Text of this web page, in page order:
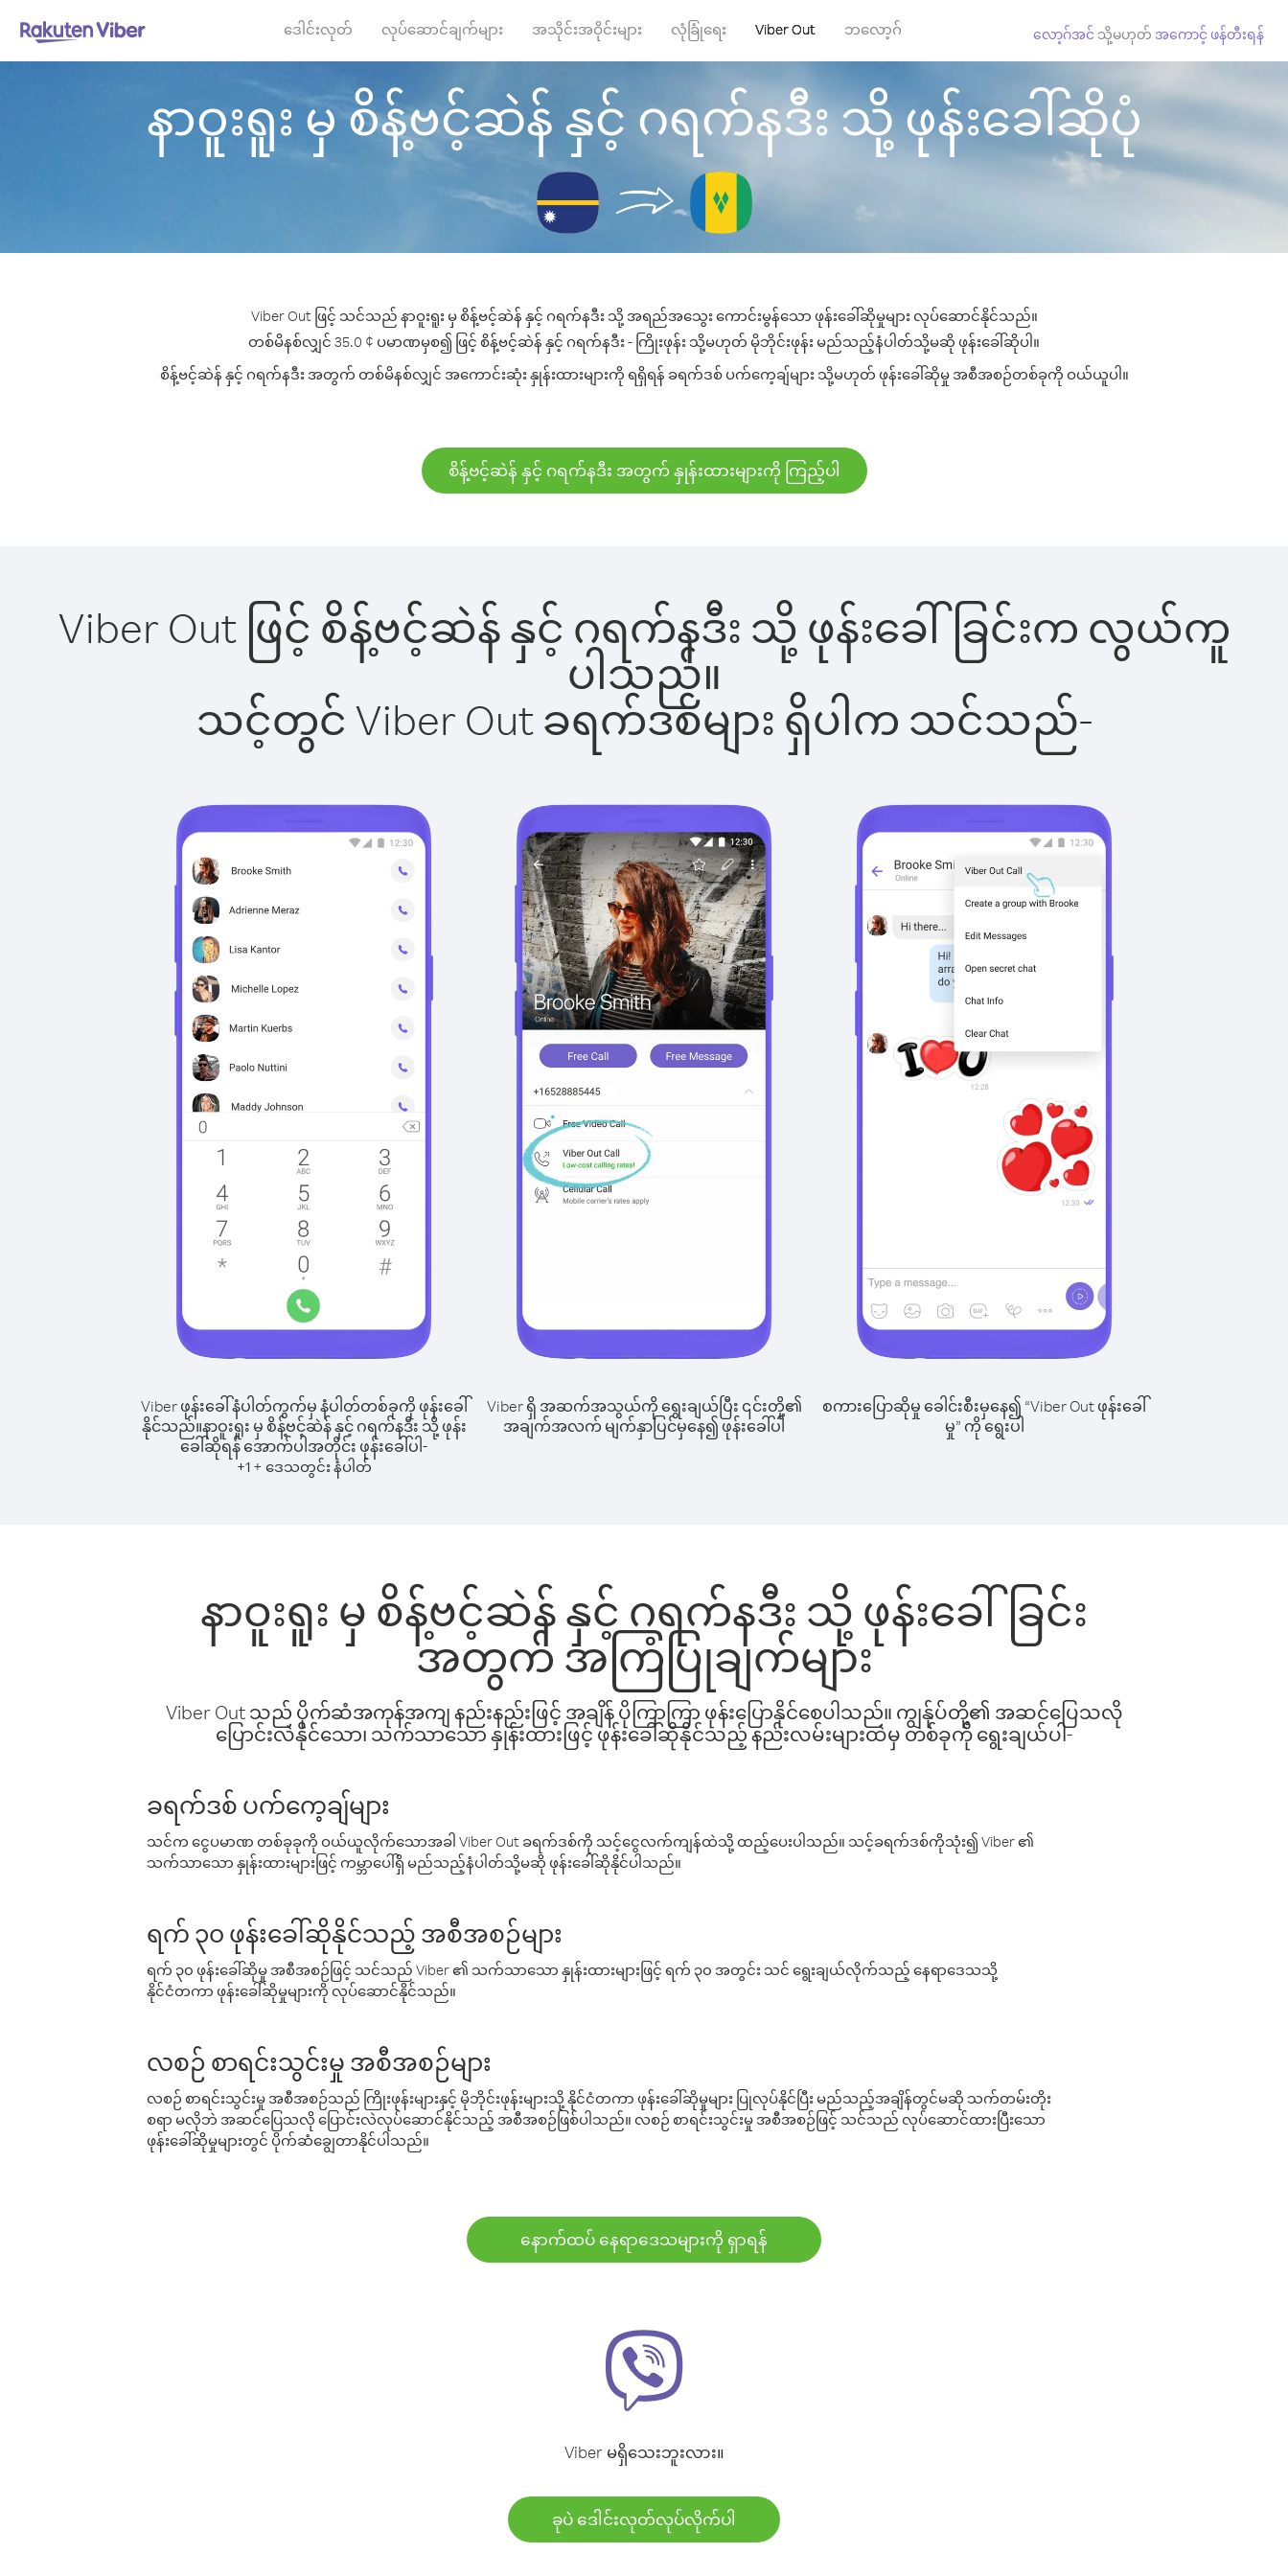
ဒေါင်းလုတ် လုပ်ဆောင်ချက်များ အသိုင်းအဝိုင်းများ လုံခြုံရေး Viber Out ဘလော့ဂ် လော့ဂ်အင် သို့မဟုတ် အကောင့် ဖန်တီးရန်
နာဝူးရူး မှ စိန့်ဗင့်ဆဲန် နှင့် ဂရက်နဒီး သို့ ဖုန်းခေါ်ဆိုပုံ
Viber Out ဖြင့် သင်သည် နာဝူးရူး မှ စိန့်ဗင့်ဆဲန် နှင့် ဂရက်နဒီး သို့ အရည်အသွေး ကောင်းမွန်သော ဖုန်းခေါ်ဆိုမှုများ လုပ်ဆောင်နိုင်သည်။
တစ်မိနစ်လျှင် 35.0 ¢ ပမာဏမှစ၍ ဖြင့် စိန့်ဗင့်ဆဲန် နှင့် ဂရက်နဒီး - ကြိုးဖုန်း သို့မဟုတ် မိုဘိုင်းဖုန်း မည်သည့်နံပါတ်သို့မဆို ဖုန်းခေါ်ဆိုပါ။
စိန့်ဗင့်ဆဲန် နှင့် ဂရက်နဒီး အတွက် တစ်မိနစ်လျှင် အကောင်းဆုံး နှုန်းထားများကို ရရှိရန် ခရက်ဒစ် ပက်ကေ့ချ်များ သို့မဟုတ် ဖုန်းခေါ်ဆိုမှု အစီအစဉ်တစ်ခုကို ဝယ်ယူပါ။
စိန့်ဗင့်ဆဲန် နှင့် ဂရက်နဒီး အတွက် နှုန်းထားများကို ကြည့်ပါ
Viber Out ဖြင့် စိန့်ဗင့်ဆဲန် နှင့် ဂရက်နဒီး သို့ ဖုန်းခေါ်ခြင်းက လွယ်ကူ
ပါသည်။
သင့်တွင် Viber Out ခရက်ဒစ်များ ရှိပါက သင်သည်-
Viber ဖုန်းခေါ်နံပါတ်ကွက်မှ နံပါတ်တစ်ခုကို ဖုန်းခေါ်
နိုင်သည်။နာဝူးရူး မှ စိန့်ဗင့်ဆဲန် နှင့် ဂရက်နဒီး သို့ ဖုန်း
ခေါ်ဆိုရန် အောက်ပါအတိုင်း ဖုန်းခေါ်ပါ-
+1+ ဒေသတွင်း နံပါတ်
Viber ရှိ အဆက်အသွယ်ကို ရွေးချယ်ပြီး ၎င်းတို့၏
အချက်အလက် မျက်နှာပြင်မှနေ၍ ဖုန်းခေါ်ပါ
စကားပြောဆိုမှု ခေါင်းစီးမှနေ၍ “Viber Out ဖုန်းခေါ်
မှု” ကို ရွေးပါ
နာဝူးရူး မှ စိန့်ဗင့်ဆဲန် နှင့် ဂရက်နဒီး သို့ ဖုန်းခေါ်ခြင်း
အတွက် အကြံပြုချက်များ
Viber Out သည် ပိုက်ဆံအကုန်အကျ နည်းနည်းဖြင့် အချိန် ပိုကြာကြာ ဖုန်းပြောနိုင်စေပါသည်။ ကျွန်ုပ်တို့၏ အဆင်ပြေသလို
ပြောင်းလဲနိုင်သော၊ သက်သာသော နှုန်းထားဖြင့် ဖုန်းခေါ်ဆိုနိုင်သည့် နည်းလမ်းများထဲမှ တစ်ခုကို ရွေးချယ်ပါ-
ခရက်ဒစ် ပက်ကေ့ချ်များ
သင်က ငွေပမာဏ တစ်ခုခုကို ဝယ်ယူလိုက်သောအခါ Viber Out ခရက်ဒစ်ကို သင့်ငွေလက်ကျန်ထဲသို့ ထည့်ပေးပါသည်။ သင့်ခရက်ဒစ်ကိုသုံး၍ Viber ၏
သက်သာသော နှုန်းထားများဖြင့် ကမ္ဘာပေါ်ရှိ မည်သည့်နံပါတ်သို့မဆို ဖုန်းခေါ်ဆိုနိုင်ပါသည်။
ရက် ၃၀ ဖုန်းခေါ်ဆိုနိုင်သည့် အစီအစဉ်များ
ရက် ၃၀ ဖုန်းခေါ်ဆိုမှု အစီအစဉ်ဖြင့် သင်သည် Viber ၏ သက်သာသော နှုန်းထားများဖြင့် ရက် ၃၀ အတွင်း သင် ရွေးချယ်လိုက်သည့် နေရာဒေသသို့
နိုင်ငံတကာ ဖုန်းခေါ်ဆိုမှုများကို လုပ်ဆောင်နိုင်သည်။
လစဉ် စာရင်းသွင်းမှု အစီအစဉ်များ
လစဉ် စာရင်းသွင်းမှု အစီအစဉ်သည် ကြိုးဖုန်းများနှင့် မိုဘိုင်းဖုန်းများသို့ နိုင်ငံတကာ ဖုန်းခေါ်ဆိုမှုများ ပြုလုပ်နိုင်ပြီး မည်သည့်အချိန်တွင်မဆို သက်တမ်းတိုး
စရာ မလိုဘဲ အဆင်ပြေသလို ပြောင်းလဲလုပ်ဆောင်နိုင်သည့် အစီအစဉ်ဖြစ်ပါသည်။ လစဉ် စာရင်းသွင်းမှု အစီအစဉ်ဖြင့် သင်သည် လုပ်ဆောင်ထားပြီးသော
ဖုန်းခေါ်ဆိုမှုများတွင် ပိုက်ဆံချွေတာနိုင်ပါသည်။
နောက်ထပ် နေရာဒေသများကို ရှာရန်
Viber မရှိသေးဘူးလား။
ခုပဲ ဒေါင်းလုတ်လုပ်လိုက်ပါ